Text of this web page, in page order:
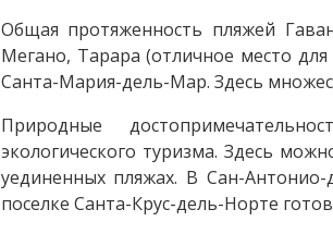
Общая протяженность пляжей
Мегано, Тарара (отличное место
Санта-Мария-дель-Мар. Здесь
Природные
экологического туризма. Здесь
уединенных пляжах. В Сан-
поселке Санта-Крус-дель-Норте